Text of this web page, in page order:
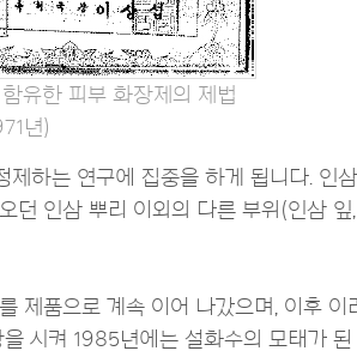
유한 피부 화장제의 제법
년)
하는 연구에 집중을 하게 됩니다. 인
던 인삼 뿌리 이외의 다른 부위(인삼
제품으로 계속 이어 나갔으며, 이후
시켜 1985년에는 설화수의 모태가 된